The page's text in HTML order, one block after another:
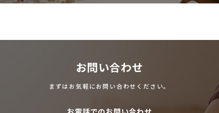
お問い合わせ
まずはお気軽にお問い合わせください。